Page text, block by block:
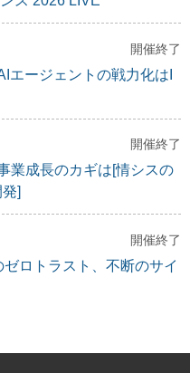
開催終了
エージェントの戦力化はI
開催終了
業成長のカギは[情シスの
]
開催終了
ゼロトラスト、不断のサイ